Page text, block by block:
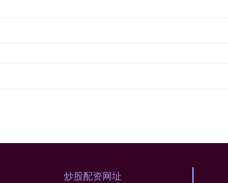
炒股配资网址